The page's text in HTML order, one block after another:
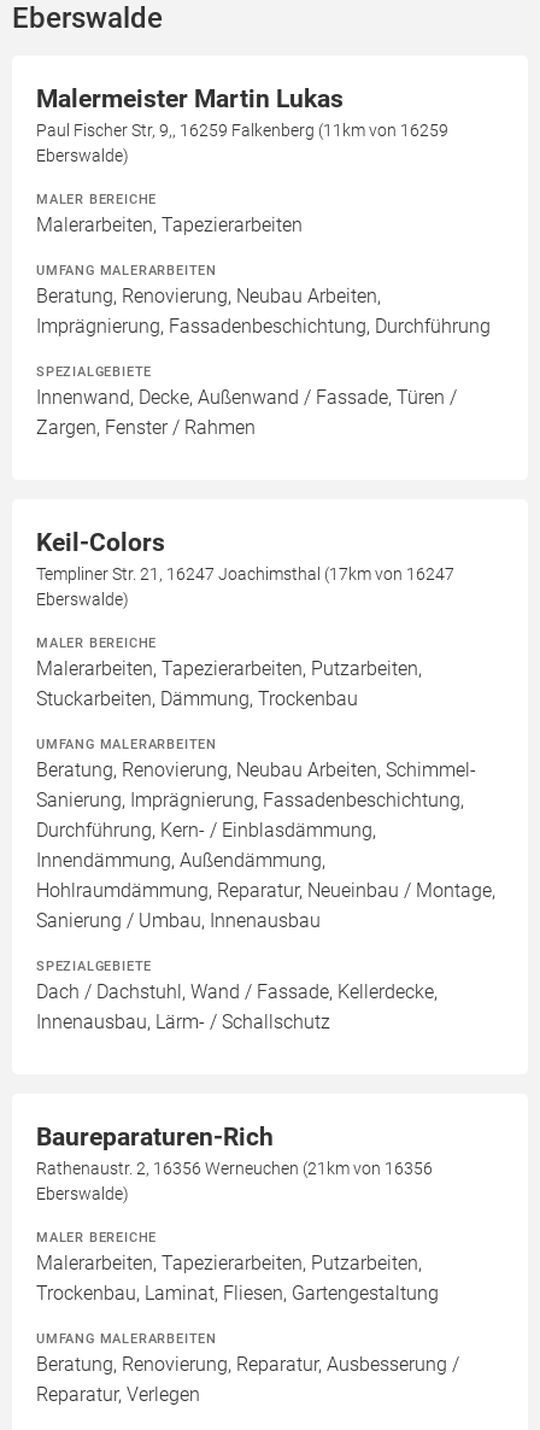
Eberswalde
Malermeister Martin Lukas
Paul Fischer Str, 9,, 16259 Falkenberg (11km von 16259
Eberswalde)
MALER BEREICHE
Malerarbeiten, Tapezierarbeiten
UMFANG MALERARBEITEN
Beratung, Renovierung, Neubau Arbeiten,
Imprägnierung, Fassadenbeschichtung, Durchführung
SPEZIALGEBIETE
Innenwand, Decke, Außenwand / Fassade, Türen /
Zargen, Fenster / Rahmen
Keil-Colors
Templiner Str. 21, 16247 Joachimsthal (17km von 16247
Eberswalde)
MALER BEREICHE
Malerarbeiten, Tapezierarbeiten, Putzarbeiten,
Stuckarbeiten, Dämmung, Trockenbau
UMFANG MALERARBEITEN
Beratung, Renovierung, Neubau Arbeiten, Schimmel-
Sanierung, Imprägnierung, Fassadenbeschichtung,
Durchführung, Kern- / Einblasdämmung,
Innendämmung, Außendämmung,
Hohlraumdämmung, Reparatur, Neueinbau / Montage,
Sanierung / Umbau, Innenausbau
SPEZIALGEBIETE
Dach / Dachstuhl, Wand / Fassade, Kellerdecke,
Innenausbau, Lärm- / Schallschutz
Baureparaturen-Rich
Rathenaustr. 2, 16356 Werneuchen (21km von 16356
Eberswalde)
MALER BEREICHE
Malerarbeiten, Tapezierarbeiten, Putzarbeiten,
Trockenbau, Laminat, Fliesen, Gartengestaltung
UMFANG MALERARBEITEN
Beratung, Renovierung, Reparatur, Ausbesserung /
Reparatur, Verlegen